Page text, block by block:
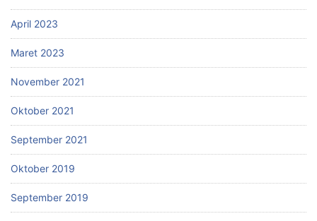
April 2023
Maret 2023
November 2021
Oktober 2021
September 2021
Oktober 2019
September 2019